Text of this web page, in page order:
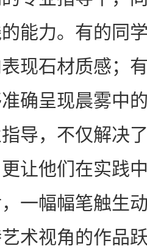
能力。有的同
现石材质感；
确呈现晨雾中
导，不仅解决
让他们在实践
一幅幅笔触生
术视角的作品